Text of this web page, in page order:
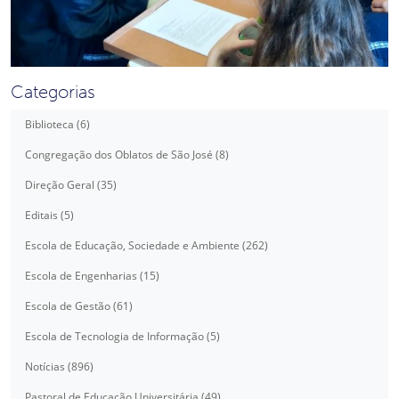
Categorias
Biblioteca (6)
Congregação dos Oblatos de São José (8)
Direção Geral (35)
Editais (5)
Escola de Educação, Sociedade e Ambiente (262)
Escola de Engenharias (15)
Escola de Gestão (61)
Escola de Tecnologia de Informação (5)
Notícias (896)